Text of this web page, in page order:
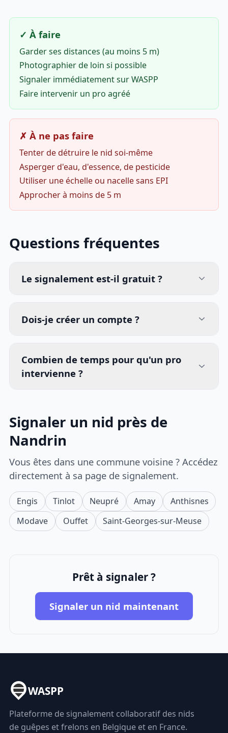
✓ À faire
Garder ses distances (au moins 5 m)
Photographier de loin si possible
Signaler immédiatement sur WASPP
Faire intervenir un pro agréé
✗ À ne pas faire
Tenter de détruire le nid soi-même
Asperger d'eau, d'essence, de pesticide
Utiliser une échelle ou nacelle sans EPI
Approcher à moins de 5 m
Questions fréquentes
Le signalement est-il gratuit ?
Dois-je créer un compte ?
Combien de temps pour qu'un pro
intervienne ?
Signaler un nid près de
Nandrin
Vous êtes dans une commune voisine ? Accédez
directement à sa page de signalement.
Engis Tinlot Neupré Amay
Anthisnes
Modave
Ouffet Saint-Georges-sur-Meuse
Prêt à signaler ?
Signaler un nid maintenant
WASPP
Plateforme de signalement collaboratif des nids
de guêpes et frelons en Belgique et en France.